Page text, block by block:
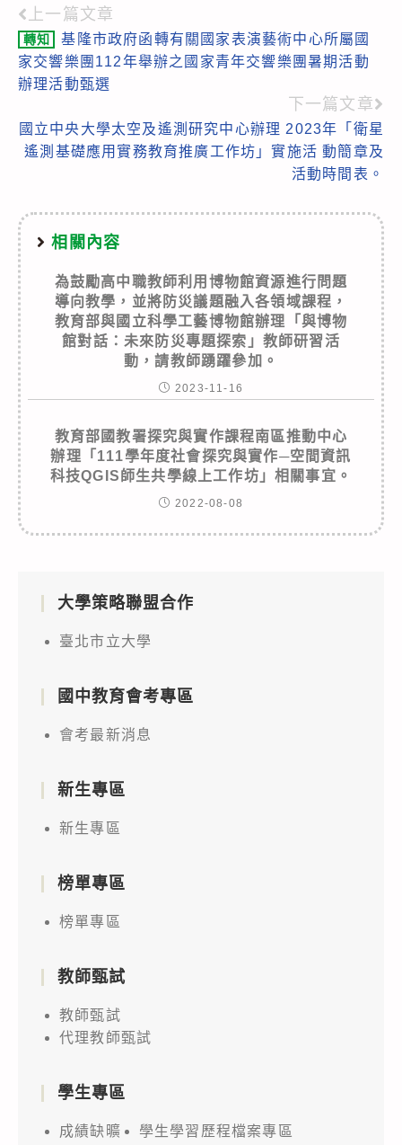
Read
more
articles
上一篇文章
轉知
基隆市政府函轉有關國家表演藝術中心所屬國
家交響樂團112年舉辦之國家青年交響樂團暑期活動
辦理活動甄選
下一篇文章
國立中央大學太空及遙測研究中心辦理 2023年「衛星
遙測基礎應用實務教育推廣工作坊」實施活 動簡章及
活動時間表。
相關內容
為鼓勵高中職教師利用博物館資源進行問題
導向教學，並將防災議題融入各領域課程，
教育部與國立科學工藝博物館辦理「與博物
館對話：未來防災專題探索」教師研習活
動，請教師踴躍參加。
2023-11-16
教育部國教署探究與實作課程南區推動中心
辦理「111學年度社會探究與實作─空間資訊
科技QGIS師生共學線上工作坊」相關事宜。
2022-08-08
大學策略聯盟合作
臺北市立大學
國中教育會考專區
會考最新消息
新生專區
新生專區
榜單專區
榜單專區
教師甄試
教師甄試
代理教師甄試
學生專區
成績缺曠 學生學習歷程檔案專區